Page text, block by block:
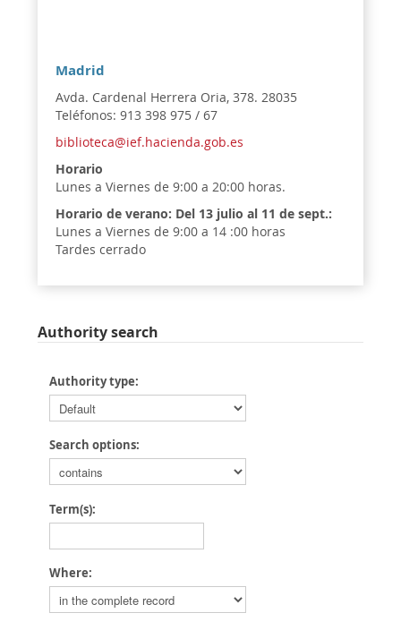
Madrid
Avda. Cardenal Herrera Oria, 378. 28035
Teléfonos: 913 398 975 / 67
biblioteca@ief.hacienda.gob.es
Horario
Lunes a Viernes de 9:00 a 20:00 horas.
Horario de verano: Del 13 julio al 11 de sept.:
Lunes a Viernes de 9:00 a 14 :00 horas
Tardes cerrado
Authority search
Authority type:
Search options:
Term(s):
Where: